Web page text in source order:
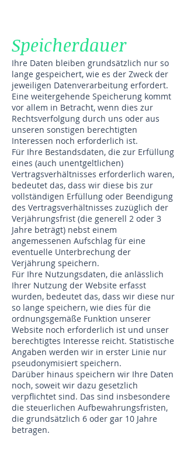
Speicherdauer
Ihre Daten bleiben grundsätzlich nur so
lange gespeichert, wie es der Zweck der
jeweiligen Datenverarbeitung erfordert.
Eine weitergehende Speicherung kommt
vor allem in Betracht, wenn dies zur
Rechtsverfolgung durch uns oder aus
unseren sonstigen berechtigten
Interessen noch erforderlich ist.
Für Ihre Bestandsdaten, die zur Erfüllung
eines (auch unentgeltlichen)
Vertragsverhältnisses erforderlich waren,
bedeutet das, dass wir diese bis zur
vollständigen Erfüllung oder Beendigung
des Vertragsverhältnisses zuzüglich der
Verjährungsfrist (die generell 2 oder 3
Jahre beträgt) nebst einem
angemessenen Aufschlag für eine
eventuelle Unterbrechung der
Verjährung speichern.
Für Ihre Nutzungsdaten, die anlässlich
Ihrer Nutzung der Website erfasst
wurden, bedeutet das, dass wir diese nur
so lange speichern, wie dies für die
ordnungsgemäße Funktion unserer
Website noch erforderlich ist und unser
berechtigtes Interesse reicht. Statistische
Angaben werden wir in erster Linie nur
pseudonymisiert speichern.
Darüber hinaus speichern wir Ihre Daten
noch, soweit wir dazu gesetzlich
verpflichtet sind. Das sind insbesondere
die steuerlichen Aufbewahrungsfristen,
die grundsätzlich 6 oder gar 10 Jahre
betragen.